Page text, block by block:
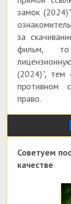
замок
за
фильм,
(2024)", тем
противном
право.
Советуем
качестве